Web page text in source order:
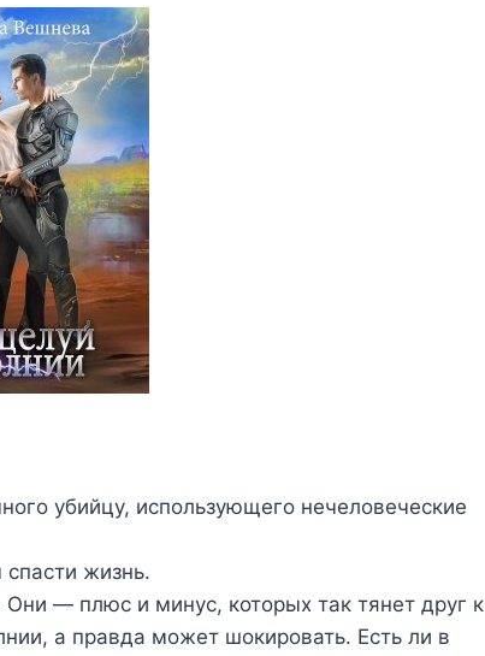
убийцу, использующего нечеловеческие
жизнь.
— плюс и минус, которых так тянет друг к
а правда может шокировать. Есть ли в